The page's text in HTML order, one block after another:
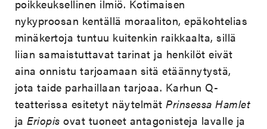
poikkeuksellinen ilmiö. Kotimaisen
nykyproosan kentällä moraaliton, epäkohtelias
minäkertoja tuntuu kuitenkin raikkaalta, sillä
liian samaistuttavat tarinat ja henkilöt eivät
aina onnistu tarjoamaan sitä etäännytystä,
jota taide parhaillaan tarjoaa. Karhun Q-
teatterissa esitetyt näytelmätPrinsessa Hamlet
jaEriopis ovat tuoneet antagonisteja lavalle ja